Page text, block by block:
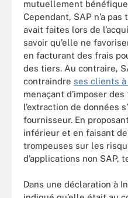
mutuellement
Cependant, SAP n’a
avait faites lors de
savoir qu’elle ne
en facturant des frais
des tiers. Au contraire,
contraindre ses clients
menaçant d’imposer
l’extraction de données
fournisseur. En
inférieur et en faisant
trompeuses sur les
d’applications non SAP,
Dans une déclaration à